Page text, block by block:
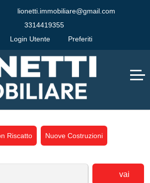
lionetti.immobiliare@gmail.com
3314419355
Login Utente
Preferiti
Riscatto Nuove Costruzioni
vai